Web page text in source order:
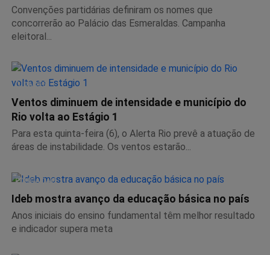
Convenções partidárias definiram os nomes que
concorrerão ao Palácio das Esmeraldas. Campanha
eleitoral...
CIDADES
Ventos diminuem de intensidade e município do
Rio volta ao Estágio 1
Para esta quinta-feira (6), o Alerta Rio prevê a atuação de
áreas de instabilidade. Os ventos estarão...
EDUCAÇÃO
Ideb mostra avanço da educação básica no país
Anos iniciais do ensino fundamental têm melhor resultado
e indicador supera meta